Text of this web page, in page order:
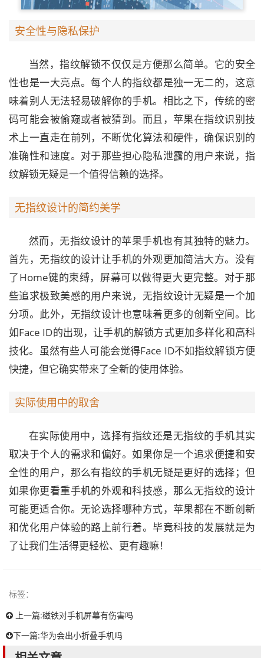
安全性与隐私保护
当然，指纹解锁不仅仅是方便那么简单。它的安全
性也是一大亮点。每个人的指纹都是独一无二的，这意
味着别人无法轻易破解你的手机。相比之下，传统的密
码可能会被偷窥或者被猜到。而且，苹果在指纹识别技
术上一直走在前列，不断优化算法和硬件，确保识别的
准确性和速度。对于那些担心隐私泄露的用户来说，指
纹解锁无疑是一个值得信赖的选择。
无指纹设计的简约美学
然而，无指纹设计的苹果手机也有其独特的魅力。
首先，无指纹的设计让手机的外观更加简洁大方。没有
了Home键的束缚，屏幕可以做得更大更完整。对于那
些追求极致美感的用户来说，无指纹设计无疑是一个加
分项。此外，无指纹设计也意味着更多的创新空间。比
如Face ID的出现，让手机的解锁方式更加多样化和高科
技化。虽然有些人可能会觉得Face ID不如指纹解锁方便
快捷，但它确实带来了全新的使用体验。
实际使用中的取舍
在实际使用中，选择有指纹还是无指纹的手机其实
取决于个人的需求和偏好。如果你是一个追求便捷和安
全性的用户，那么有指纹的手机无疑是更好的选择；但
如果你更看重手机的外观和科技感，那么无指纹的设计
可能更适合你。无论选择哪种方式，苹果都在不断创新
和优化用户体验的路上前行着。毕竟科技的发展就是为
了让我们生活得更轻松、更有趣嘛！
标签：
上一篇:磁铁对手机屏幕有伤害吗
下一篇:华为会出小折叠手机吗